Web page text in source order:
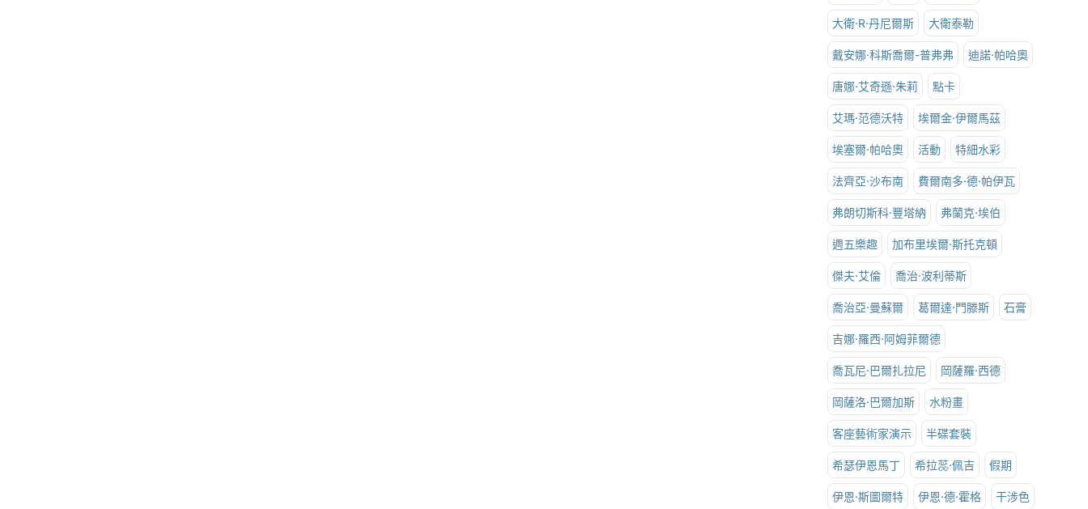
大衛·R·丹尼爾斯 大衛泰勒
戴安娜·科斯喬爾-普弗弗 迪諾·帕哈奧
唐娜·艾奇遜·朱莉 點卡
艾瑪·范德沃特 埃爾金·伊爾馬茲
埃塞爾·帕哈奧 活動 特細水彩
法齊亞·沙布南 費爾南多·德·帕伊瓦
弗朗切斯科·豐塔納 弗蘭克·埃伯
週五樂趣 加布里埃爾·斯托克頓
傑夫·艾倫 喬治·波利蒂斯
喬治亞·曼蘇爾 葛爾達·門滕斯 石膏
吉娜·羅西·阿姆菲爾德
喬瓦尼·巴爾扎拉尼 岡薩羅·西德
岡薩洛·巴爾加斯 水粉畫
客座藝術家演示 半碟套裝
希瑟伊恩馬丁 希拉蕊·佩吉 假期
伊恩·斯圖爾特 伊恩·德·霍格 干涉色